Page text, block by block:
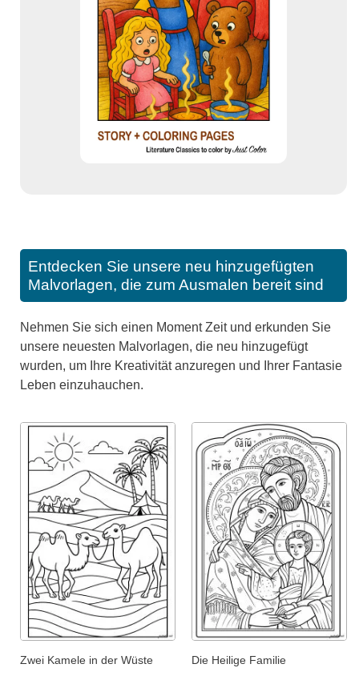
Entdecken Sie unsere neu hinzugefügten
Malvorlagen, die zum Ausmalen bereit sind
Nehmen Sie sich einen Moment Zeit und erkunden Sie
unsere neuesten Malvorlagen, die neu hinzugefügt
wurden, um Ihre Kreativität anzuregen und Ihrer Fantasie
Leben einzuhauchen.
Zwei Kamele in der Wüste
Die Heilige Familie